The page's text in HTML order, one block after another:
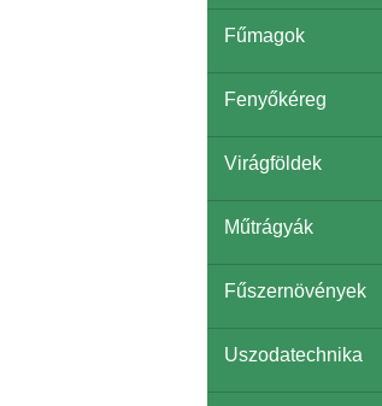
Fűmagok
Fenyőkéreg
Virágföldek
Műtrágyák
Fűszernövények
Uszodatechnika